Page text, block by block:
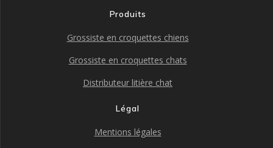
Produits
Grossiste en croquettes chiens
Grossiste en croquettes chats
Distributeur litière chat
Légal
Mentions légales